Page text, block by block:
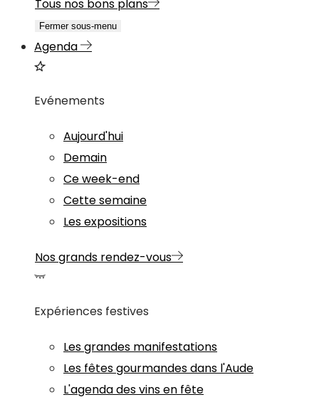
Tous nos bons plans
Fermer sous-menu
Agenda
Evénements
Aujourd'hui
Demain
Ce week-end
Cette semaine
Les expositions
Nos grands rendez-vous
Expériences festives
Les grandes manifestations
Les fêtes gourmandes dans l'Aude
L'agenda des vins en fête